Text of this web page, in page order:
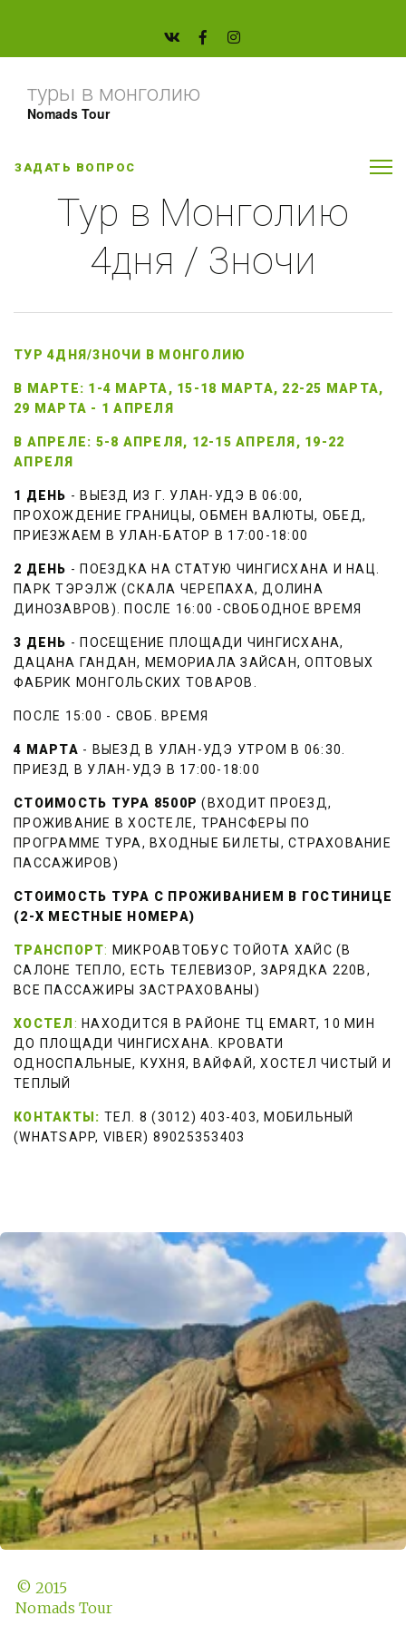
туры в монголию
Nomads Tour
ЗАДАТЬ ВОПРОС
Тур в Монголию
4дня / 3ночи
ТУР 4ДНЯ/3НОЧИ В МОНГОЛИЮ
В МАРТЕ: 1-4 МАРТА, 15-18 МАРТА, 22-25 МАРТА,
29 МАРТА - 1 АПРЕЛЯ
В АПРЕЛЕ: 5-8 АПРЕЛЯ, 12-15 АПРЕЛЯ, 19-22
АПРЕЛЯ
1 ДЕНЬ - ВЫЕЗД ИЗ Г. УЛАН-УДЭ В 06:00,
ПРОХОЖДЕНИЕ ГРАНИЦЫ, ОБМЕН ВАЛЮТЫ, ОБЕД,
ПРИЕЗЖАЕМ В УЛАН-БАТОР В 17:00-18:00
2 ДЕНЬ - ПОЕЗДКА НА СТАТУЮ ЧИНГИСХАНА И НАЦ.
ПАРК ТЭРЭЛЖ (СКАЛА ЧЕРЕПАХА, ДОЛИНА
ДИНОЗАВРОВ). ПОСЛЕ 16:00 -СВОБОДНОЕ ВРЕМЯ
3 ДЕНЬ - ПОСЕЩЕНИЕ ПЛОЩАДИ ЧИНГИСХАНА,
ДАЦАНА ГАНДАН, МЕМОРИАЛА ЗАЙСАН, ОПТОВЫХ
ФАБРИК МОНГОЛЬСКИХ ТОВАРОВ.
ПОСЛЕ 15:00 - СВОБ. ВРЕМЯ
4 МАРТА - ВЫЕЗД В УЛАН-УДЭ УТРОМ В 06:30.
ПРИЕЗД В УЛАН-УДЭ В 17:00-18:00
СТОИМОСТЬ ТУРА 8500Р (ВХОДИТ ПРОЕЗД,
ПРОЖИВАНИЕ В ХОСТЕЛЕ, ТРАНСФЕРЫ ПО
ПРОГРАММЕ ТУРА, ВХОДНЫЕ БИЛЕТЫ, СТРАХОВАНИЕ
ПАССАЖИРОВ)
СТОИМОСТЬ ТУРА С ПРОЖИВАНИЕМ В ГОСТИНИЦЕ
(2-Х МЕСТНЫЕ НОМЕРА)
ТРАНСПОРТ: МИКРОАВТОБУС ТОЙОТА ХАЙС (В
САЛОНЕ ТЕПЛО, ЕСТЬ ТЕЛЕВИЗОР, ЗАРЯДКА 220В,
ВСЕ ПАССАЖИРЫ ЗАСТРАХОВАНЫ)
ХОСТЕЛ : НАХОДИТСЯ В РАЙОНЕ ТЦ EMART, 10 МИН
ДО ПЛОЩАДИ ЧИНГИСХАНА. КРОВАТИ
ОДНОСПАЛЬНЫЕ, КУХНЯ, ВАЙФАЙ, ХОСТЕЛ ЧИСТЫЙ И
ТЕПЛЫЙ
КОНТАКТЫ: ТЕЛ. 8 (3012) 403-403, МОБИЛЬНЫЙ
(WHATSAPP, VIBER) 89025353403
© 2015
Nomads Tour